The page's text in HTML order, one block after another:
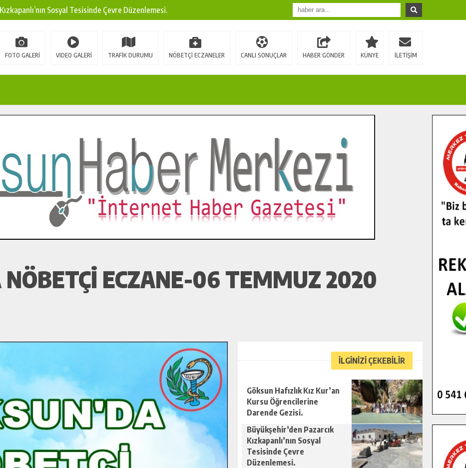
Sosyal Tesisinde Çevre Düzenlemesi.
Modern Ulaşım Yatırımı.
Başarı: Edinilen Bilgi Türk Tarımına Katkı Sağlayacak.
Başkan Cüce’ye Veda Ziyareti.
Doğru.
FOTO GALERİ VIDEO GALERİ TRAFİK DURUMU NÖBETÇİ ECZANELER CANLI SONUÇLAR HABER GÖNDER KÜNYE İLETİŞİM
NÖBETÇI ECZANE-06 TEMMUZ 2020
İLGİNİZİ ÇEKEBİLİR
Göksun Hafızlık Kız Kur’an
Kursu Öğrencilerine
Darende Gezisi.
Büyükşehir’den Pazarcık
Kızkapanlı’nın Sosyal
Tesisinde Çevre
Düzenlemesi.